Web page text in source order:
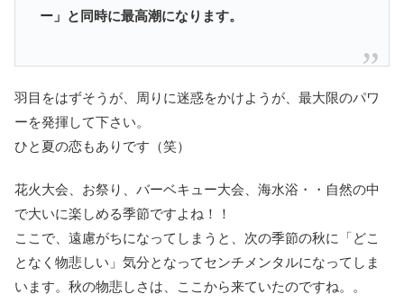
ー」と同時に最高潮になります。
羽目をはずそうが、周りに迷惑をかけようが、最大限のパワ
ーを発揮して下さい。
ひと夏の恋もありです（笑）
花火大会、お祭り、バーベキュー大会、海水浴・・自然の中
で大いに楽しめる季節ですよね！！
ここで、遠慮がちになってしまうと、次の季節の秋に「どこ
となく物悲しい」気分となってセンチメンタルになってしま
います。秋の物悲しさは、ここから来ていたのですね。。